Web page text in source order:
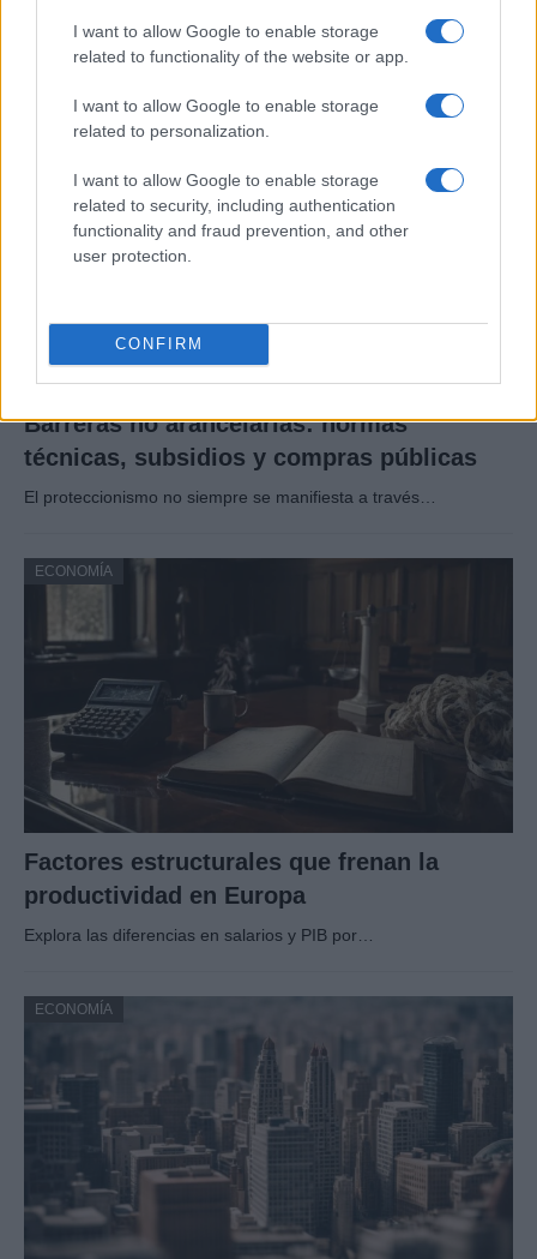
I want to allow Google to enable storage
related to functionality of the website or app.
I want to allow Google to enable storage
related to personalization.
I want to allow Google to enable storage
related to security, including authentication
functionality and fraud prevention, and other
user protection.
CONFIRM
España registra una tasa de desempleo del 10,1%…
ECONOMÍA
Barreras no arancelarias: normas
técnicas, subsidios y compras públicas
El proteccionismo no siempre se manifiesta a través…
ECONOMÍA
Factores estructurales que frenan la
productividad en Europa
Explora las diferencias en salarios y PIB por…
ECONOMÍA